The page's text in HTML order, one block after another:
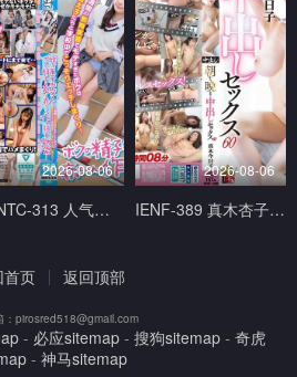
2026-08-06
HUNTC-313 人气爆棚的时期开始了！两周的教育实习中太受学生们欢迎在学校里偷偷做爱！围绕着 Hunter
2026-08-06
IENF-389 真木杏子从早到晚出性爱 60 真木今日子 アイエナジー
首页 返回顶部
：pirosred518@gmail.com
- 必应sitemap - 搜狗sitemap - 奇虎
- 神马sitemap